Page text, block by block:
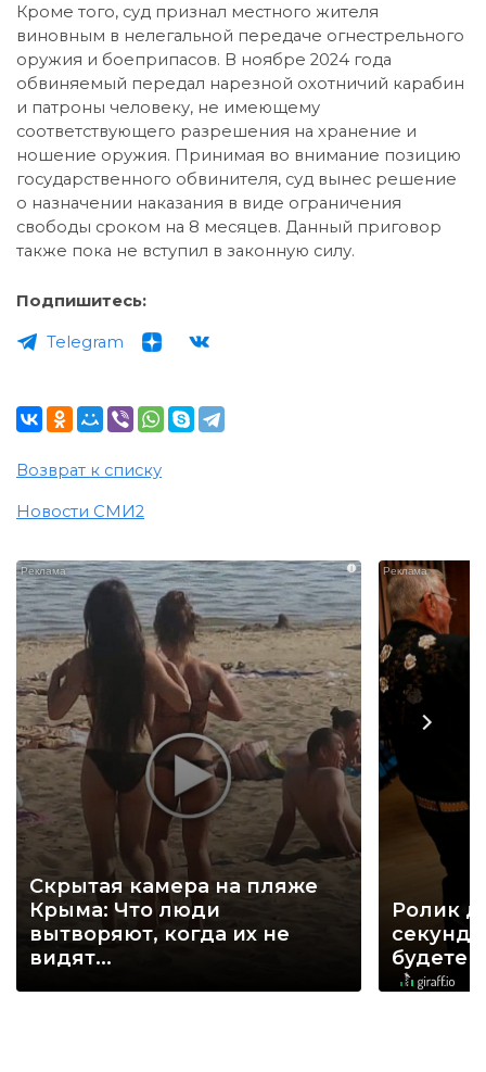
Кроме того, суд признал местного жителя
виновным в нелегальной передаче огнестрельного
оружия и боеприпасов. В ноябре 2024 года
обвиняемый передал нарезной охотничий карабин
и патроны человеку, не имеющему
соответствующего разрешения на хранение и
ношение оружия. Принимая во внимание позицию
государственного обвинителя, суд вынес решение
о назначении наказания в виде ограничения
свободы сроком на 8 месяцев. Данный приговор
также пока не вступил в законную силу.
Подпишитесь:
Telegram
Возврат к списку
Новости СМИ2
i
Скрытая камера на пляже
Крыма: Что люди
вытворяют, когда их не
видят...
Ролик
секунд,
будете